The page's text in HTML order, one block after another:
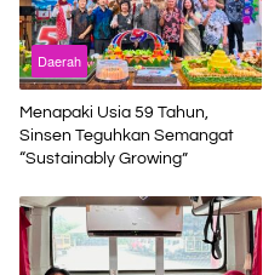
Daerah
Menapaki Usia 59 Tahun,
Sinsen Teguhkan Semangat
“Sustainably Growing”